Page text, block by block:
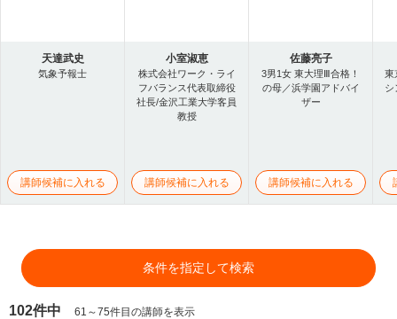
天達武史
気象予報士
講師候補に入れる
小室淑恵
株式会社ワーク・ライ
フバランス代表取締役
社長/金沢工業大学客員
教授
講師候補に入れる
佐藤亮子
3男1女 東大理Ⅲ合格！
の母／浜学園アドバイ
ザー
講師候補に入れる
東
シ
条件を指定して検索
102件中 61～75件目の講師を表示